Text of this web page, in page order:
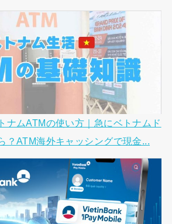
ナムATMの使い方｜急にベトナムド
？ATM海外キャッシングで現金...